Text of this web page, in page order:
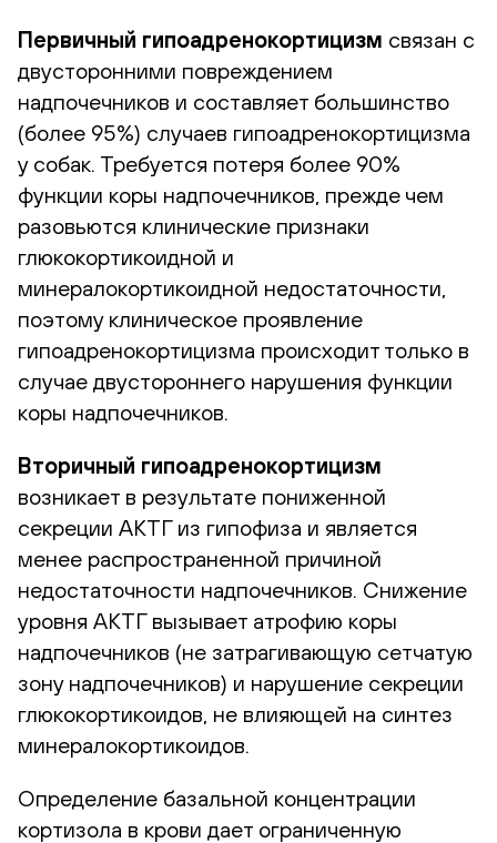
Первичный гипоадренокортицизм связан с
двусторонними повреждением
надпочечников и составляет большинство
(более 95%) случаев гипоадренокортицизма
у собак. Требуется потеря более 90%
функции коры надпочечников, прежде чем
разовьются клинические признаки
глюкокортикоидной и
минералокортикоидной недостаточности,
поэтому клиническое проявление
гипоадренокортицизма происходит только в
случае двустороннего нарушения функции
коры надпочечников.
Вторичный гипоадренокортицизм
возникает в результате пониженной
секреции АКТГ из гипофиза и является
менее распространенной причиной
недостаточности надпочечников. Снижение
уровня АКТГ вызывает атрофию коры
надпочечников (не затрагивающую сетчатую
зону надпочечников) и нарушение секреции
глюкокортикоидов, не влияющей на синтез
минералокортикоидов.
Определение базальной концентрации
кортизола в крови дает ограниченную